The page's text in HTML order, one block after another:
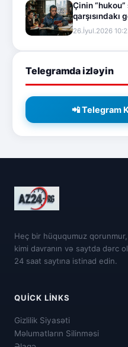
Çinin
qarşısındakı
26.İyul.2026
Telegramda izləyin
📲 Telegram
Heç bir hüququmuz
kimi davranın və saytda dərc
24 saat saytına istinad edin.
QUICK LINKS
Gizlilik Siyasəti
Məlumatların Silinməsi